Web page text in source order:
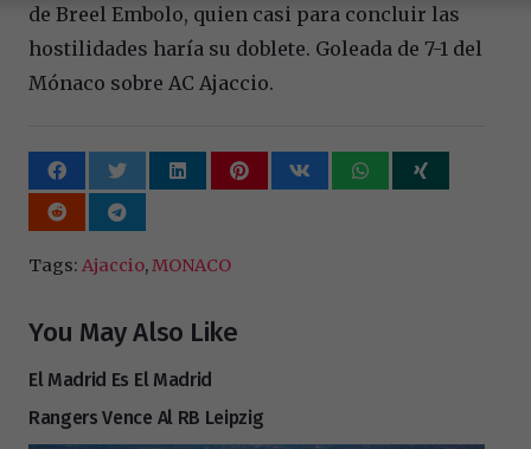
de Breel Embolo, quien casi para concluir las
hostilidades haría su doblete. Goleada de 7-1 del
Mónaco sobre AC Ajaccio.
Tags: Ajaccio,MONACO
You May Also Like
El Madrid Es El Madrid
Rangers Vence Al RB Leipzig